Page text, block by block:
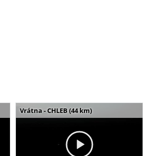
Vrátna - CHLEB (44 km)